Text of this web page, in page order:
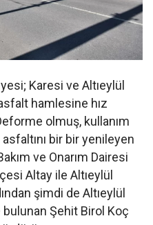
Karesi ve Altıeylül
hamlesine hız
olmuş, kullanım
bir bir yenileyen
ve Onarım Dairesi
Altay ile Altıeylül
şimdi de Altıeylül
Şehit Birol Koç